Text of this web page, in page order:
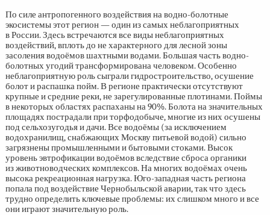
По силе антропогенного воздействия на водно-болотные
экосистемы этот регион — один из самых неблагоприятных
в России. Здесь встречаются все виды неблагоприятных
воздействий, вплоть до не характерного для лесной зоны
засоления водоёмов шахтными водами. Большая часть водно-
болотных угодий трансформирована человеком. Особенно
неблагоприятную роль сыграли гидростроительство, осушение
болот и распашка пойм. В регионе практически отсутствуют
крупные и средние реки, не зарегулированные плотинами. Поймы
в некоторых областях распаханы на 90%. Болота на значительных
площадях пострадали при торфодобыче, многие из них осушены
под сельхозугодья и дачи. Все водоёмы (за исключением
водохранилищ, снабжающих Москву питьевой водой) сильно
загрязнены промышленными и бытовыми стоками. Высок
уровень эвтрофикации водоёмов вследствие сброса органики
из животноводческих комплексов. На многих водоёмах очень
высока рекреационная нагрузка. Юго-западная часть региона
попала под воздействие Чернобыльской аварии, так что здесь
трудно определить ключевые проблемы: их слишком много и все
они играют значительную роль.